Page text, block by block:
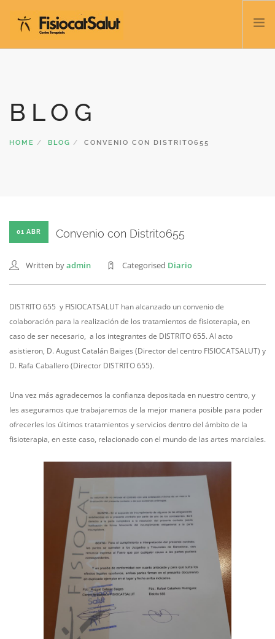
NOSOTROS
BLOG
BLOG
HOME BLOG CONVENIO CON DISTRITO655
01 ABR Convenio con Distrito655
Written byadmin Categorised Diario
DISTRITO 655 y FISIOCATSALUT han alcanzado un convenio de
colaboración para la realización de los tratamientos de fisioterapia, en
caso de ser necesario, a los integrantes de DISTRITO 655. Al acto
asistieron, D. August Catalán Baiges (Director del centro FISIOCATSALUT) y
D. Rafa Caballero (Director DISTRITO 655).
Una vez más agradecemos la confianza depositada en nuestro centro, y
les aseguramos que trabajaremos de la mejor manera posible para poder
ofrecerles los últimos tratamientos y servicios dentro del ámbito de la
fisioterapia, en este caso, relacionado con el mundo de las artes marciales.